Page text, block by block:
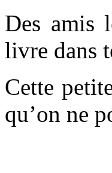
Des amis
livre dans
Cette
qu’on ne